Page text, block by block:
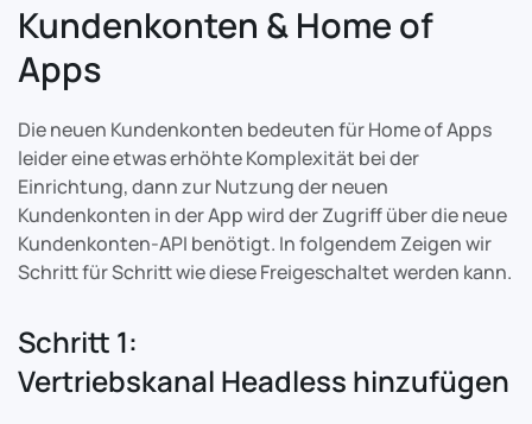
Kundenkonten & Home of
Apps
Die neuen Kundenkonten bedeuten für Home of Apps
leider eine etwas erhöhte Komplexität bei der
Einrichtung, dann zur Nutzung der neuen
Kundenkonten in der App wird der Zugriff über die neue
Kundenkonten-API benötigt. In folgendem Zeigen wir
Schritt für Schritt wie diese Freigeschaltet werden kann.
Schritt 1:
Vertriebskanal Headless hinzufügen